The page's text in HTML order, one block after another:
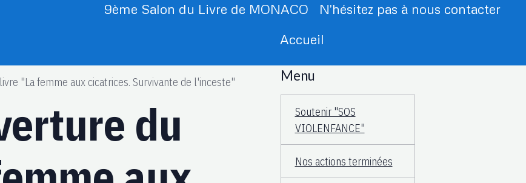
9ème Salon du Livre de MONACO
N'hésitez pas à nous contacter
Accueil
"La femme aux cicatrices. Survivante de l'inceste"
du
Menu
Soutenir "SOS
VIOLENFANCE"
Nos actions terminées